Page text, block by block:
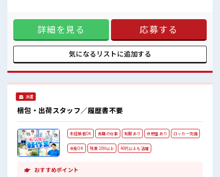
≪20代・30代活躍中≫
元気でやる気のある方大歓迎！
キレイな職場でカイテキ作業♪
チケット制の社員食堂が利用できます♪
配属後の1ヶ月間は研修あり◎安心スタートOK！
#ryo
て…」という方にもオススメ(^^)/ 寮費は0円のワンルーム寮
完備♪ TV/冷蔵庫/洗濯機/エアコンなどは備え付け！ 駐車場完
備なのでマイカー持ち込みOK！ ほかにも... 赴任時は現地まで
の移動交通費も規定支給！ 【無期雇用派遣】 ◎当社と期間制
限のない雇用契約を結んだ上で、 派遣先で働けます◎ ■最短
即日入社決定！ 条件があえば応募のその日に入社決定もでき
場の雰囲気 ≪20代・30代活躍中≫ 元気でやる気のある方大歓
迎！ キレイな職場でカイテキ作業♪ チケット制の社員食堂が
詳細を見る 応募する
気になるリストに追加する
派遣
梱包・出荷スタッフ／履歴書不要
未経験者OK 長期の仕事 制服あり 休憩室あり ロッカー完備
染髪OK 残業 20H以上 40代以上も活躍
おすすめポイント